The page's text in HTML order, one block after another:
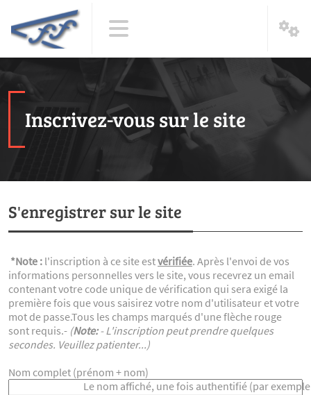
Inscrivez-vous sur le site
S'enregistrer sur le site
*Note : l'inscription à ce site estvérifiée. Après l'envoi de vos
informations personnelles vers le site, vous recevrez un email
contenant votre code unique de vérification qui sera exigé la
première fois que vous saisirez votre nom d'utilisateur et votre
mot de passe.Tous les champs marqués d'une flèche rouge
sont requis.- (Note:- L'inscription peut prendre quelques
secondes. Veuillez patienter...)
Nom complet (prénom + nom)
Le nom affiché, une fois authentifié (par